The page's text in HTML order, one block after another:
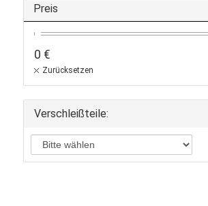
Preis
0 €
Zurücksetzen
Verschleißteile: